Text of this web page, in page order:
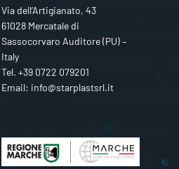
Via dell’Artigianato, 43
61028 Mercatale di
Sassocorvaro Auditore (PU) –
Italy
Tel. +39 0722 079201
Email: info@starplastsrl.it